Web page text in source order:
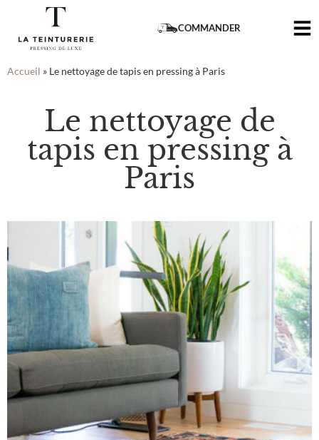
COMMANDER
Accueil » Le nettoyage de tapis en pressing à Paris
Le nettoyage de
tapis en pressing à
Paris